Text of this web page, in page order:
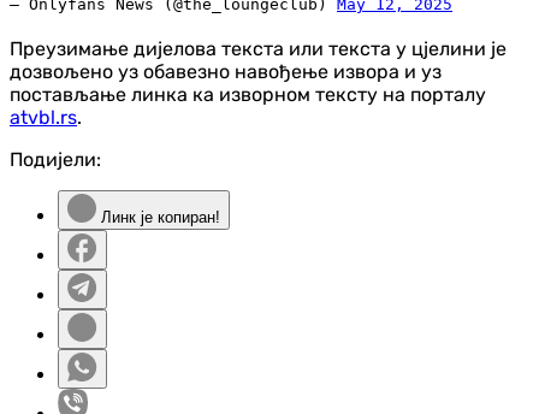
— Onlyfans News (@the_loungeclub) May 12, 2025
Преузимање дијелова текста или текста у цјелини је
дозвољено уз обавезно навођење извора и уз
постављање линка ка изворном тексту на порталу
atvbl.rs.
Подијели:
Линк је копиран!